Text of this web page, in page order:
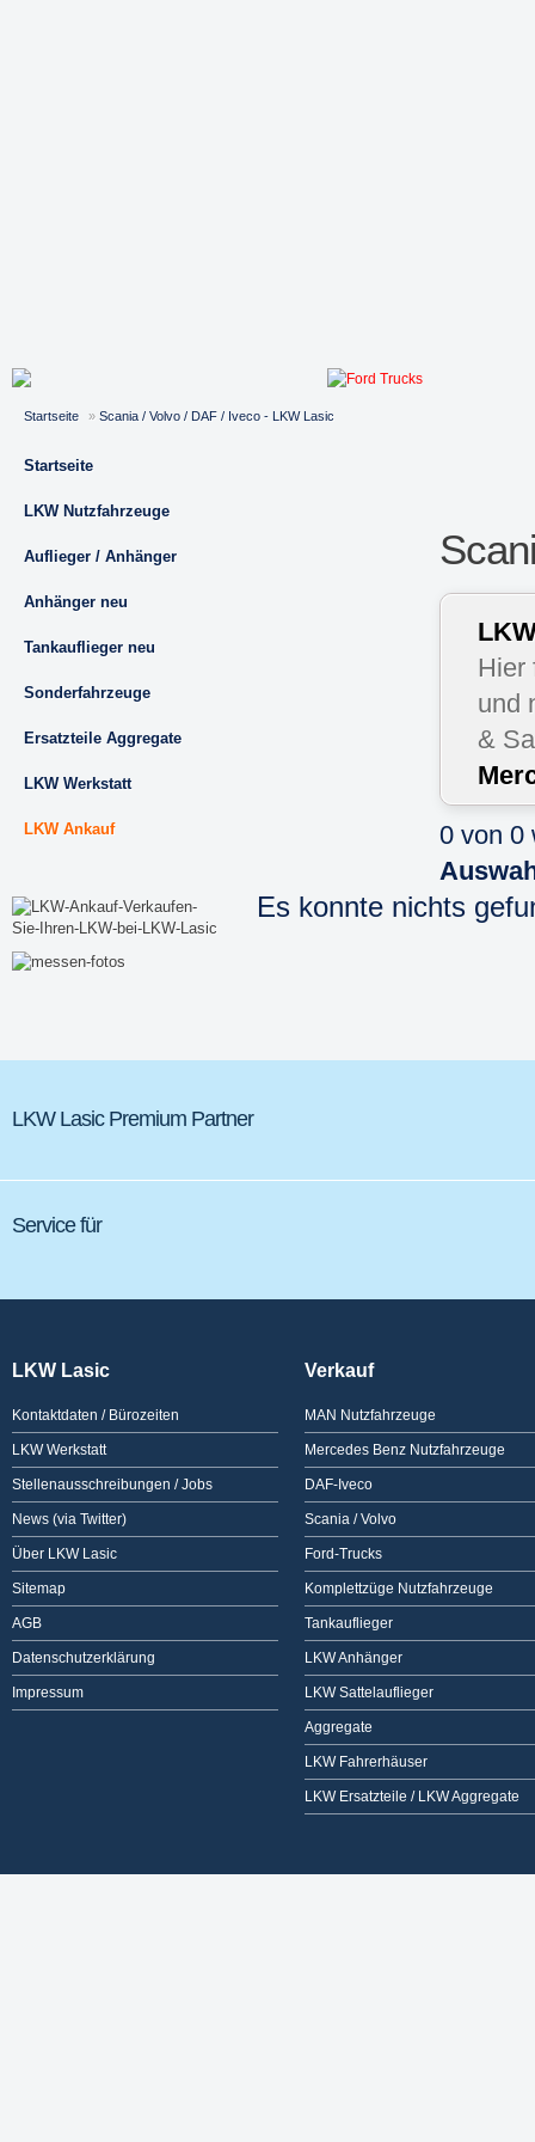
Startseite » Scania / Volvo / DAF / Iveco - LKW Lasic
Startseite
LKW Nutzfahrzeuge
Auflieger / Anhänger
Anhänger neu
Tankauflieger neu
Sonderfahrzeuge
Ersatzteile Aggregate
LKW Werkstatt
LKW Ankauf
Hier
und
&
0 von 0
Es konnte nichts
LKW Lasic Premium Partner
Service für
LKW Lasic
Kontaktdaten / Bürozeiten
LKW Werkstatt
Stellenausschreibungen / Jobs
News (via Twitter)
Über LKW Lasic
Sitemap
AGB
Datenschutzerklärung
Impressum
Verkauf
MAN Nutzfahrzeuge
Mercedes Benz Nutzfahrzeuge
DAF-Iveco
Scania / Volvo
Ford-Trucks
Komplettzüge Nutzfahrzeuge
Tankauflieger
LKW Anhänger
LKW Sattelauflieger
Aggregate
LKW Fahrerhäuser
LKW Ersatzteile / LKW Aggregate